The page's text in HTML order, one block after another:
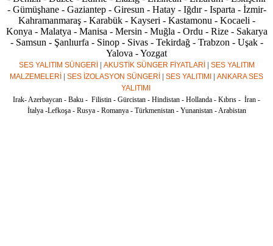
- Gümüşhane - Gaziantep - Giresun - Hatay - Iğdır - Isparta - İzmir-
Kahramanmaraş - Karabük - Kayseri - Kastamonu - Kocaeli -
Konya - Malatya - Manisa - Mersin - Muğla - Ordu - Rize - Sakarya
- Samsun - Şanlıurfa - Sinop - Sivas - Tekirdağ - Trabzon - Uşak -
Yalova - Yozgat
SES YALITIM SÜNGERİ | AKUSTİK SÜNGER FİYATLARİ| SES YALITIM
MALZEMELERİ | SES İZOLASYON SÜNGERİ | SES YALITIMI | ANKARA SES
YALITIMI
Irak- Azerbaycan - Baku - Filistin - Gürcistan - Hindistan - Hollanda - Kıbrıs - İran -
İtalya -Lefkoşa - Rusya - Romanya - Türkmenistan - Yunanistan - Arabistan